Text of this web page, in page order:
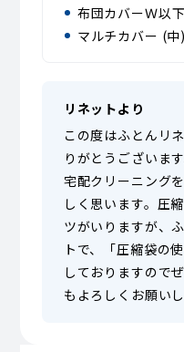
布団カバーＷ以下
マルチカバー (中)
リネットより
この度はふとんリ
りがとうございま
宅配クリーニング
しく思います。圧
ツがいりますが、
トで、「圧縮袋の
しておりますので
もよろしくお願いし